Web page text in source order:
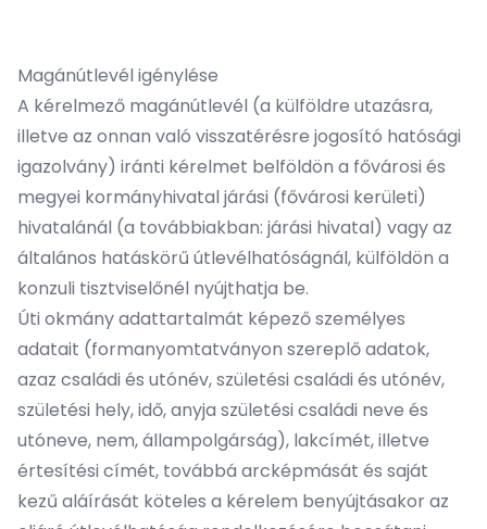
Magánútlevél igénylése
A kérelmező magánútlevél (a külföldre utazásra,
illetve az onnan való visszatérésre jogosító hatósági
igazolvány) iránti kérelmet belföldön a fővárosi és
megyei kormányhivatal járási (fővárosi kerületi)
hivatalánál (a továbbiakban: járási hivatal) vagy az
általános hatáskörű útlevélhatóságnál, külföldön a
konzuli tisztviselőnél nyújthatja be.
Úti okmány adattartalmát képező személyes
adatait (formanyomtatványon szereplő adatok,
azaz családi és utónév, születési családi és utónév,
születési hely, idő, anyja születési családi neve és
utóneve, nem, állampolgárság), lakcímét, illetve
értesítési címét, továbbá arcképmását és saját
kezű aláírását köteles a kérelem benyújtásakor az